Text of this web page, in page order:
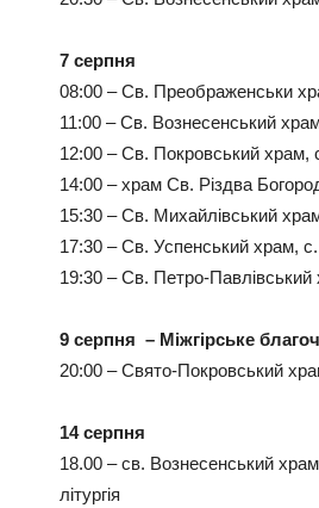
7 серпня
08:00 – Св. Преображенськи
11:00 – Св. Вознесенський
12:00 – Св. Покровський храм,
14:00 – храм Св. Різдва
15:30 – Св. Михайлівський
17:30 – Св. Успенський храм, с.
19:30 – Св. Петро-Павлівський
9 серпня – Міжгірське
20:00 – Свято-Покровський
14 серпня
18.00 – св. Вознесенський
літургія